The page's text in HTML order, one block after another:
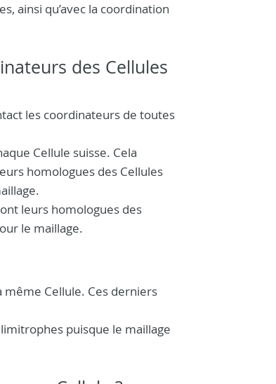
ainsi qu’avec la coordination
des Cellules
les coordinateurs de toutes
Cellule suisse. Cela
homologues des Cellules
leurs homologues des
le maillage.
même Cellule. Ces derniers
puisque le maillage